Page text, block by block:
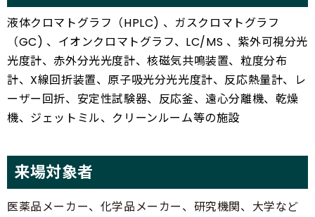
液体クロマトグラフ（HPLC) 、ガスクロマトグラフ
（GC) 、イオンクロマトグラフ、LC/MS 、紫外可視分光
光度計、赤外分光光度計、核磁気共鳴装置、粒度分布
計、X線回折装置、原子吸光分光光度計、反応熱量計、レ
ーザー回折、安定性試験器、反応釜、遠心分離機、乾燥
機、ジェットミル、クリーンルーム等の施設
来場対象者
医薬品メーカー、化学品メーカー、研究機関、大学など